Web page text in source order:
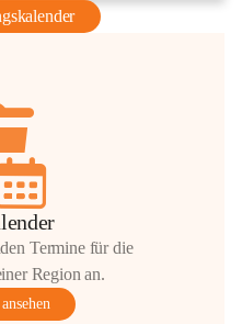
Termine für die
Region an.